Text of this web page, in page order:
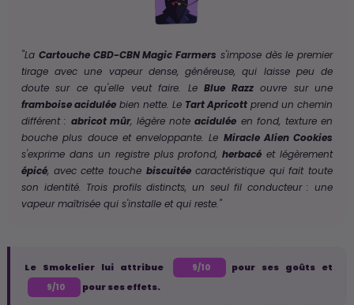
"La Cartouche CBD-CBN Magic Farmers s'impose dès le premier
tirage avec une vapeur dense, généreuse, qui laisse peu de
doute sur ce qu'elle veut faire. LeBlue Razzouvre sur une
framboise acidulée bien nette. Le Tart Apricott prend un chemin
différent : abricot mûr, légère noteacidulée en fond, texture en
bouche plus douce et enveloppante. Le Miracle Alien Cookies
s'exprime dans un registre plus profond,herbacé et légèrement
épicé, avec cette touche biscuitéecaractéristique qui fait toute
son identité. Trois profils distincts, un seul fil conducteur : une
vapeur maîtrisée qui s'installe et qui reste."
Le Smokelier lui attribue 9/10 pour ses goûts et
9/10 pour ses effets.